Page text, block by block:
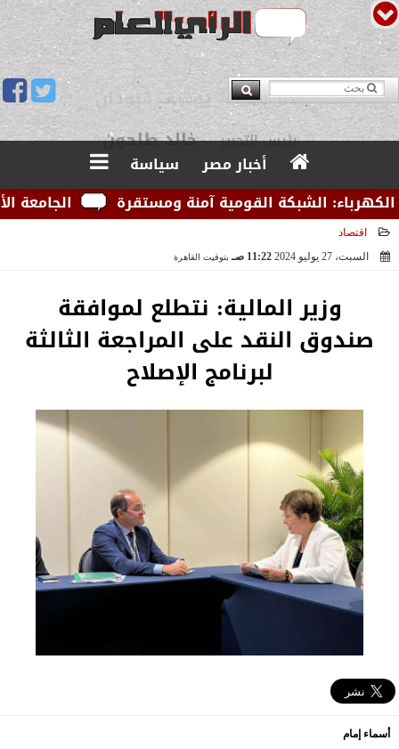
مدير التحرير يوسف قبودان
أخبار مصر
سياسة
الجامعة
الشبكة القومية آمنة ومستقرة
اقتصاد
السبت، 27 يوليو 2024
11:22 صـ بتوقيت القاهرة
وزير المالية: نتطلع لموافقة
صندوق النقد على المراجعة الثالثة
لبرنامج الإصلاح
أسماء إمام